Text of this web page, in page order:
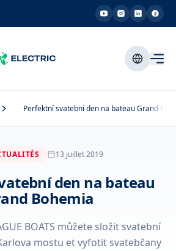
Perfektní svatební den na bateau Grand
13 juillet 2019
den na bateau
Bohemia
BOATS můžete složit svatební
mostu et vyfotit svatebčany